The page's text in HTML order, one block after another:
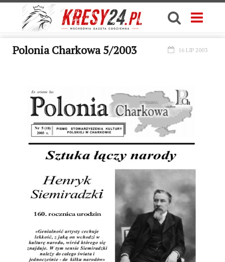
Polonia Charkowa 5/2003 16 LIP 2003